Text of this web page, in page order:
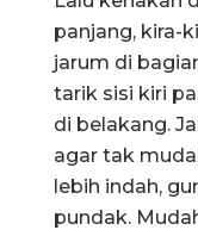
panjang, kira-
jarum di
tarik sisi kiri
di belakang.
agar tak
lebih indah,
pundak.